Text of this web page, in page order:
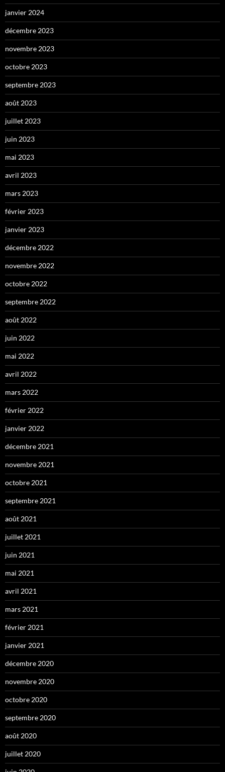
janvier 2024
décembre 2023
novembre 2023
octobre 2023
septembre 2023
août 2023
juillet 2023
juin 2023
mai 2023
avril 2023
mars 2023
février 2023
janvier 2023
décembre 2022
novembre 2022
octobre 2022
septembre 2022
août 2022
juin 2022
mai 2022
avril 2022
mars 2022
février 2022
janvier 2022
décembre 2021
novembre 2021
octobre 2021
septembre 2021
août 2021
juillet 2021
juin 2021
mai 2021
avril 2021
mars 2021
février 2021
janvier 2021
décembre 2020
novembre 2020
octobre 2020
septembre 2020
août 2020
juillet 2020